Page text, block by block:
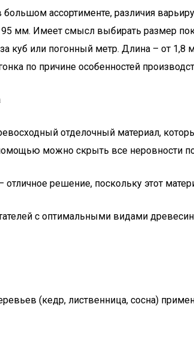
ассортименте, различия
мм. Имеет смысл выбирать размер
куб или погонный метр. Длина – от
по причине особенностей
отделочный материал,
можно скрыть все неровности
решение, поскольку этот
с оптимальными видами
(кедр, лиственница, сосна)